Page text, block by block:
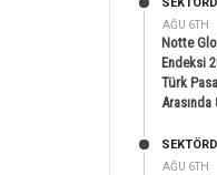
AĞU 6TH
Notte
Endeksi
Türk
Arasında
AĞU 6TH